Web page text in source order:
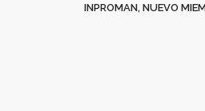
INPROMAN, NUEVO